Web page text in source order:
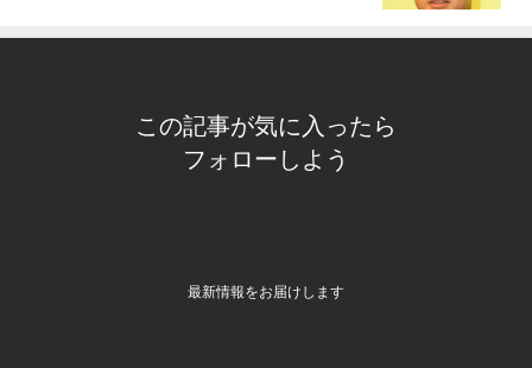
この記事が気に入ったら
フォローしよう
最新情報をお届けします